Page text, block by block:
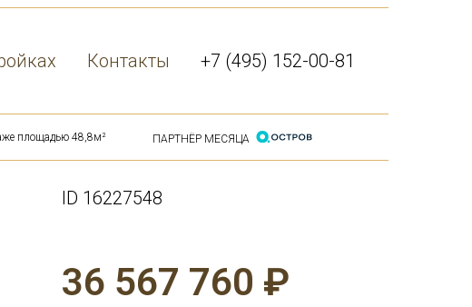
Контакты +7 (495) 152-00-81
площадью 48,8м² ПАРТНЁР МЕСЯЦА
ID 16227548
36 567 760 ₽